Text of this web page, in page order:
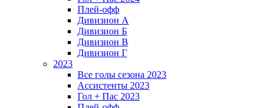
Плей-офф
Дивизион A
Дивизион Б
Дивизион В
Дивизион Г
2023
Все голы сезона 2023
Ассистенты 2023
Гол + Пас 2023